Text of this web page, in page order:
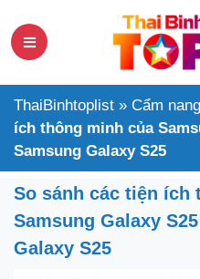
ThaiBinhtoplist » Cẩm
ích thông minh của
Samsung Galaxy S25
So sánh các tiện ích
Samsung Galaxy
Galaxy S25